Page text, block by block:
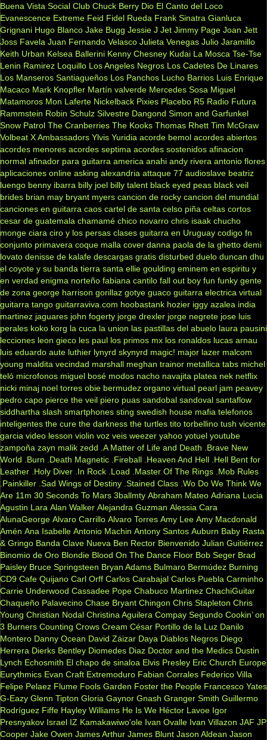
Buena Vista Social Club Chuck Berry Dio El Canto del Loco
Evanescence Extreme Feid Fidel Rueda Frank Sinatra Gianluca
Grignani Hugo Blanco Jake Bugg Jessie J Jet Jimmy Page Joan Jett
Joss Favela Juan Fernando Velasco Julieta Venegas Julio Jaramillo
Keith Urban Kelsea Ballerini Kenny Chesney Kudai La Mosca Tse-Tse
Lenin Ramirez Loquillo Los Angeles Negros Los Cadetes De Linares
Los Manseros Santiagueños Los Panchos Lucho Barrios Luis Enrique
Macaco Mark Knopfler Martín valverde Mercedes Sosa Miguel
Matamoros Mon Laferte Nickelback Pixies Placebo R5 Radio Futura
Rammstein Robin Schulz Silvestre Dangond Simon and Garfunkel
Snow Patrol The Cranberries The Kooks Thomas Rhett Tim McGraw
Volbeat X Ambassadors Ylvis Yuridia acorde bemol acordes abiertos
acordes menores acordes septima acordes sostenidos afinacion
normal afinador para guitarra america anahi andy rivera antonio flores
aplicaciones online asking alexandria attaque 77 audioslave beatriz
luengo benny ibarra billy joel billy talent black eyed peas black veil
brides brian may bryant myers cancion de rocky cancion del mundial
canciones en guitarra caos cartel de santa celso piña celtas cortos
cesar de guatemala chamamé chico novarro chris isaak chucho
monge ciara ciro y los persas clases guitarra en Uruguay codigo fn
conjunto primavera coque malla cover danna paola de la ghetto demi
lovato denisse de kalafe descargas gratis disturbed duelo duncan dhu
el coyote y su banda tierra santa ellie goulding eminem en espiritu y
en verdad enigma norteño fabiana cantilo fall out boy fun funky gente
de zona george harrison gorillaz gotye guaco guitarra electrica virtual
guitarra tango guitarraviva.com hoobastank hozier iggy azalea india
martinez jaguares john fogerty jorge drexler jorge negrete jose luis
perales koko korg la cuca la union las pastillas del abuelo laura pausini
lecciones leon gieco les paul los primos mx los ronaldos lucas arnau
luis eduardo aute luthier lynyrd skynyrd magic! major lazer malcom
young maldita vecindad marshall meghan trainor metallica tabs michel
teló microfonos miguel bosé modos nacho navajita platea nek netflix
nicki minaj noel torres obie bermudez organo virtual pearl jam peavey
pedro capo pierce the veil piero puas sandobal sandoval santaflow
siddhartha slash smartphones sting swedish house mafia telefonos
inteligentes the cure the darkness the turtles tito torbellino tush vicente
garcia video lesson violin voz veis weezer yahoo yotuel youtube
zampoña zayn malik zedd .A Matter of Life and Death
.Brave New
World
.Burn .Death Magnetic .Fireball .Heaven And Hell .Hell Bent for
Leather .Holy Diver .In Rock .Load .Master Of The Rings .Mob Rules
.Painkiller .Sad Wings of Destiny .Stained Class .Wo Do We Think We
Are 11m 30 Seconds To Mars 3ballmty Abraham Mateo Adriana Lucia
Agustin Lara Alan Walker Alejandra Guzman Alessia Cara
AlunaGeorge Alvaro Carrillo Alvaro Torres Amy Lee Amy Macdonald
Amén Ana Isabelle Antonio Machin Antony Santos Auburn Baby Rasta
& Gringo Banda Clave Nueva Ben Rector Bienvenido Julian Guitiérrez
Binomio de Oro Blondie Blood On The Dance Floor Bob Seger Brad
Paisley Bruce Springsteen Bryan Adams Bulmaro Bermúdez Burning
CD9 Cafe Quijano Carl Orff Carlos Carabajal Carlos Puebla Carminho
Carrie Underwood Cassadee Pope Chabuco Martinez ChachiGuitar
Chaqueño Palavecino Chase Bryant Chingon Chris Stapleton Chris
Young Christian Nodal Christina Aguilera Compay Segundo Cookin’ on
3 Burners Counting Crows Cream César Portillo de la Luz Danilo
Montero Danny Ocean David Záizar Daya Diablos Negros Diego
Herrera Dierks Bentley Diomedes Diaz Doctor and the Medics Dustin
Lynch Echosmith El chapo de sinaloa Elvis Presley Eric Church Europe
Eurythmics Evan Craft Extremoduro Fabian Corrales Federico Villa
Felipe Pelaez Flume Fools Garden Foster the People Francesco Yates
G-Eazy Glenn Tipton Gloria Gaynor Gnash Granger Smith Guillermo
Rodríguez Fiffe Hayley Williams He Is We Héctor Lavoe Igor
Presnyakov Israel IZ Kamakawiwo'ole Ivan Ovalle Ivan Villazon JAF JP
Cooper Jake Owen James Arthur James Blunt Jason Aldean Jason